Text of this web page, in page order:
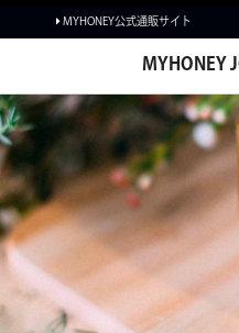
MYHONEY公式通販サイト
タグカテゴリーから探す
MYHONEY